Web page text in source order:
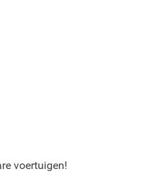
automotive concept met
verzekerd in uw auto volgens
voertuigen!